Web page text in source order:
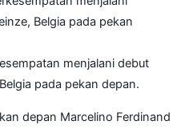
menjalani debut
pada pekan depan.
depan Marcelino Ferdinand